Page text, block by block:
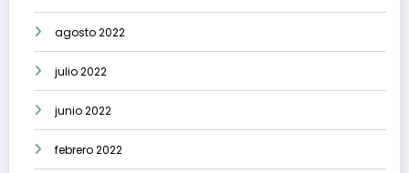
agosto 2022
julio 2022
junio 2022
febrero 2022